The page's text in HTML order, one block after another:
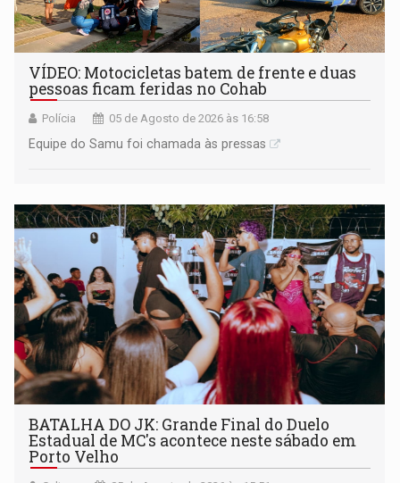
VÍDEO: Motocicletas batem de frente e duas
pessoas ficam feridas no Cohab
Polícia 05 de Agosto de 2026 às 16:58
Equipe do Samu foi chamada às pressas
BATALHA DO JK: Grande Final do Duelo
Estadual de MC's acontece neste sábado em
Porto Velho